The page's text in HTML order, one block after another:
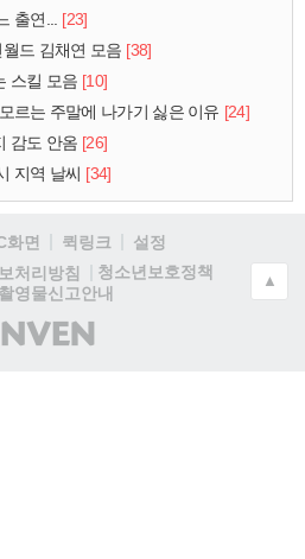
출연...
[23]
드 김채연 모음 [38]
스킬 모음 [10]
르는 주말에 나가기 싫은 이유 [24]
감도 안옴 [26]
지역 날씨 [34]
화면 퀵링크
설정
처리방침
청소년보호정책
영물신고안내
(주)
인
▲